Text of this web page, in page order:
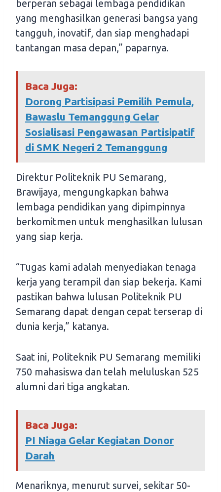
berperan sebagai lembaga pendidikan
yang menghasilkan generasi bangsa yang
tangguh, inovatif, dan siap menghadapi
tantangan masa depan,” paparnya.
Baca Juga:
Dorong Partisipasi Pemilih Pemula,
Bawaslu Temanggung Gelar
Sosialisasi Pengawasan Partisipatif
di SMK Negeri 2 Temanggung
Direktur Politeknik PU Semarang,
Brawijaya, mengungkapkan bahwa
lembaga pendidikan yang dipimpinnya
berkomitmen untuk menghasilkan lulusan
yang siap kerja.
“Tugas kami adalah menyediakan tenaga
kerja yang terampil dan siap bekerja. Kami
pastikan bahwa lulusan Politeknik PU
Semarang dapat dengan cepat terserap di
dunia kerja,” katanya.
Saat ini, Politeknik PU Semarang memiliki
750 mahasiswa dan telah meluluskan 525
alumni dari tiga angkatan.
Baca Juga:
PI Niaga Gelar Kegiatan Donor
Darah
Menariknya, menurut survei, sekitar 50-